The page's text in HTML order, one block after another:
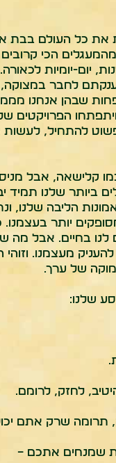
כל העולם בבת
הכי
יום-יומיות
לחבר
שבהן אנחנו
הפרויקטים
להתחיל, לעשות
קלישאה, אבל
ביותר שלנו תמיד
הליבה שלנו,
יותר
לנו בחיים. אבל מה
מעצמנו.
של ערך.
שלנו:
לחזק, לרומם.
תרומה שרק אתם
שמנחים אתכם –